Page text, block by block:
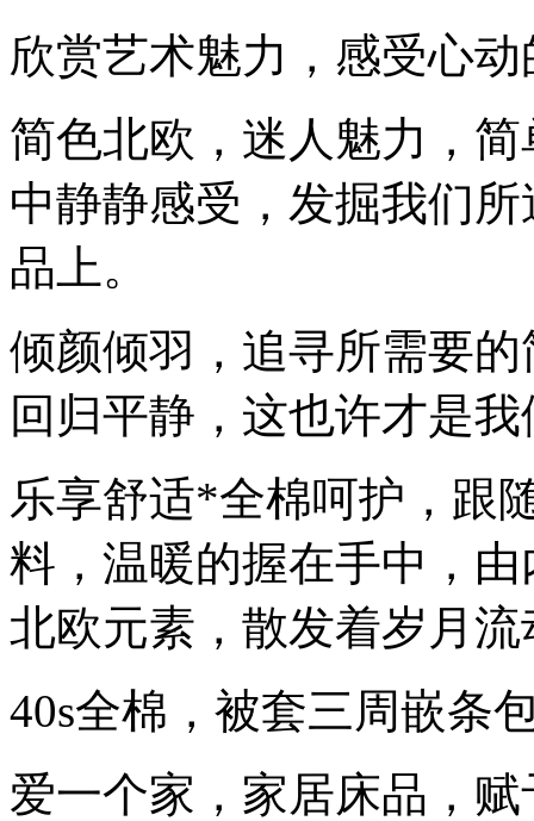
欣赏艺术魅力，感受心
简色北欧，迷人魅力，
中静静感受，发掘我们
品上。
倾颜倾羽，追寻所需要
回归平静，这也许才是
乐享舒适*全棉呵护，跟
料，温暖的握在手中，
北欧元素，散发着岁月
40s全棉，被套三周嵌条
爱一个家，家居床品，